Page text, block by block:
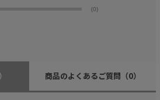
(0)
商品のよくあるご質問 （0）